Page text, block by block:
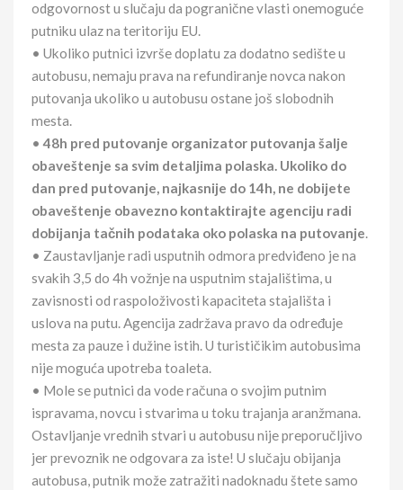
odgovornost u slučaju da pogranične vlasti onemoguće
putniku ulaz na teritoriju EU.
• Ukoliko putnici izvrše doplatu za dodatno sedište u
autobusu, nemaju prava na refundiranje novca nakon
putovanja ukoliko u autobusu ostane još slobodnih
mesta.
•48h pred putovanje organizator putovanja šalje
obaveštenje sa svim detaljima polaska. Ukoliko do
dan pred putovanje, najkasnije do 14h, ne dobijete
obaveštenje obavezno kontaktirajte agenciju radi
dobijanja tačnih podataka oko polaska na putovanje.
• Zaustavljanje radi usputnih odmora predviđeno je na
svakih 3,5 do 4h vožnje na usputnim stajalištima, u
zavisnosti od raspoloživosti kapaciteta stajališta i
uslova na putu. Agencija zadržava pravo da određuje
mesta za pauze i dužine istih. U turističikim autobusima
nije moguća upotreba toaleta.
• Mole se putnici da vode računa o svojim putnim
ispravama, novcu i stvarima u toku trajanja aranžmana.
Ostavljanje vrednih stvari u autobusu nije preporučljivo
jer prevoznik ne odgovara za iste! U slučaju obijanja
autobusa, putnik može zatražiti nadoknadu štete samo